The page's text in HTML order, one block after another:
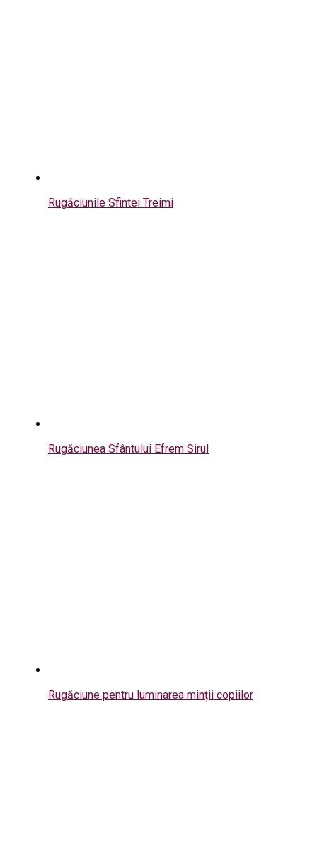
Rugăciunile Sfintei Treimi
Rugăciunea Sfântului Efrem Sirul
Rugăciune pentru luminarea minții copiilor